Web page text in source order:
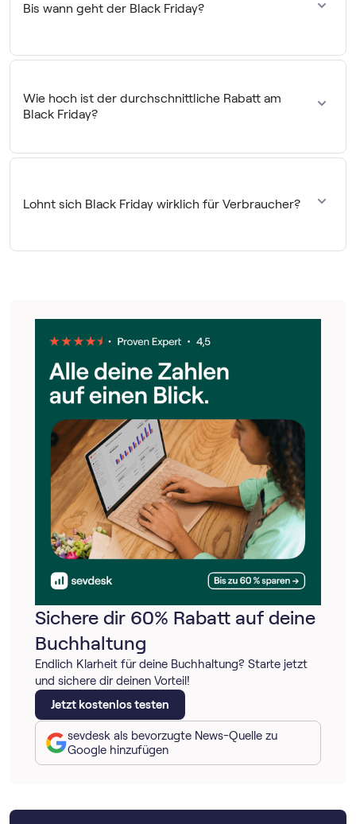
Sichere dir 60% Rabatt auf deine
Buchhaltung
Endlich Klarheit für deine Buchhaltung? Starte jetzt
und sichere dir deinen Vorteil!
Jetzt kostenlos testen
sevdesk als bevorzugte News-Quelle zu
Google hinzufügen
Bis wann geht der Black Friday?
Offiziell dauert der Black Friday nur 24 Stunden.
November.
Wie hoch ist der durchschnittliche Rabatt am
Black Friday?
Die tatsächliche Ersparnis liegt bei etwa 6 % im Vergleich
Lohnt sich Black Friday wirklich für Verbraucher?
Black Friday kann sich durchaus lohnen, wenn du
Produkte tatsächlich günstigere Preise als im Vormonat.
Besonders bei Weihnachtsgeschenken macht das
wieder ansteigen und du dir den Stress der Last-Minute-
Käufe sparst.